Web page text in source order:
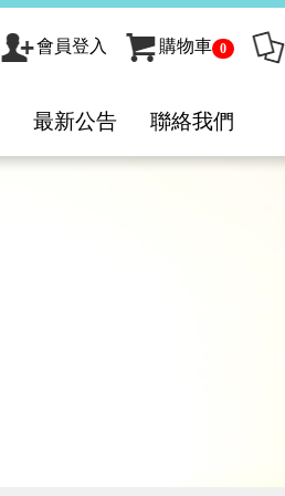
會員登入 購物車 0
最新公告 聯絡我們